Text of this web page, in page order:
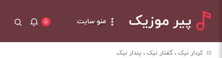
پیر موزیک منو سایت ۵
کردار نیک ، گفتار نیک ، پندار نیک